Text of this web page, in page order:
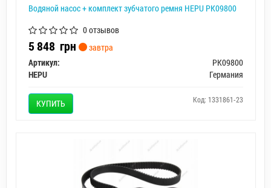
Водяной насос + комплект зубчатого ремня HEPU PK09800
0 отзывов
5 848 грн
завтра
Артикул:
PK09800
HEPU
Германия
КУПИТЬ Код: 1331861-23